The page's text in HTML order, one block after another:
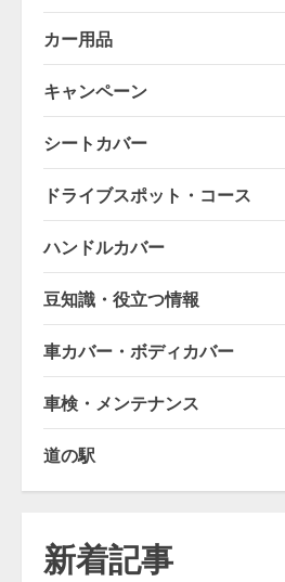
金
テ
カー用品
キャンペーン
シートカバー
ドライブスポット・コース
ハンドルカバー
豆知識・役立つ情報
車カバー・ボディカバー
車検・メンテナンス
道の駅
新着記事